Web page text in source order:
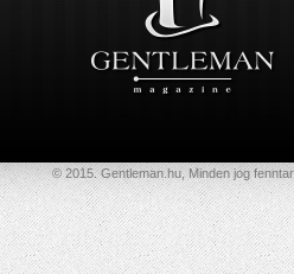
© 2015. Gentleman.hu, Minden jog